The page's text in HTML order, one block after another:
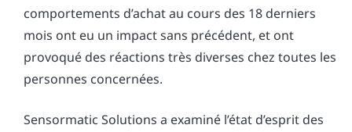
comportements d’achat au cours des 18 derniers
mois ont eu un impact sans précédent, et ont
provoqué des réactions très diverses chez toutes les
personnes concernées.
Sensormatic Solutions a examiné l’état d’esprit des